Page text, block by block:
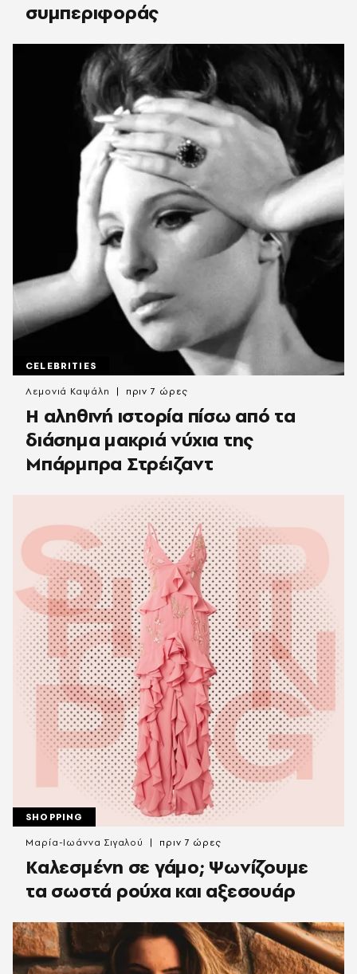
συμπεριφοράς
CELEBRITIES
Η αληθινή ιστορία πίσω από τα
διάσημα μακριά νύχια της
Μπάρμπρα Στρέιζαντ
Λεμονιά Καψάλη πριν 7 ώρες
SHOPPING
Καλεσμένη σε γάμο; Ψωνίζουμε
τα σωστά ρούχα και αξεσουάρ
Μαρία-Ιωάννα Σιγαλού πριν 7 ώρες